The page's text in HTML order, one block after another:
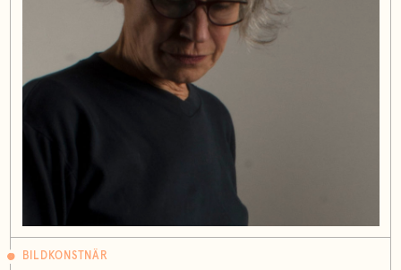
BILDKONSTNÄR